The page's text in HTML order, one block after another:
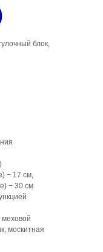
блок,
− 17 см,
− 30 см
меховой
москитная